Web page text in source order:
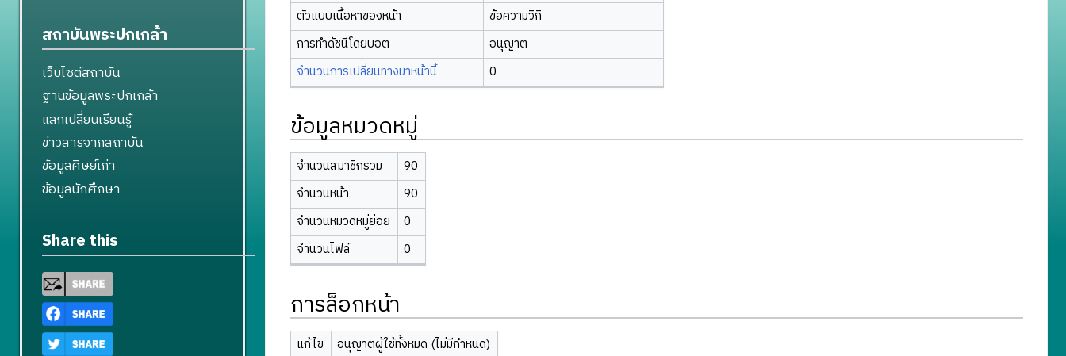
ตัวแบบเนื้อหาของหน้า
ข้อความวิกิ
การทำดัชนีโดยบอต
อนุญาต
จำนวนการเปลี่ยนทางมาหน้านี้
0
ข้อมูลหมวดหมู่
จำนวนสมาชิกรวม
90
จำนวนหน้า
90
จำนวนหมวดหมู่ย่อย
0
จำนวนไฟล์
0
การล็อกหน้า
แก้ไข
อนุญาตผู้ใช้ทั้งหมด (ไม่มีกำหนด)
สถาบันพระปกเกล้า
เว็บไซต์สถาบัน
ฐานข้อมูลพระปกเกล้า
แลกเปลี่ยนเรียนรู้
ข่าวสารจากสถาบัน
ข้อมูลศิษย์เก่า
ข้อมูลนักศึกษา
Share this